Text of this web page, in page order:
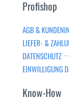
Profishop
AGB &
LIEFER- &
DATENSCHUTZ
EINWILLIGUNG
Know-How